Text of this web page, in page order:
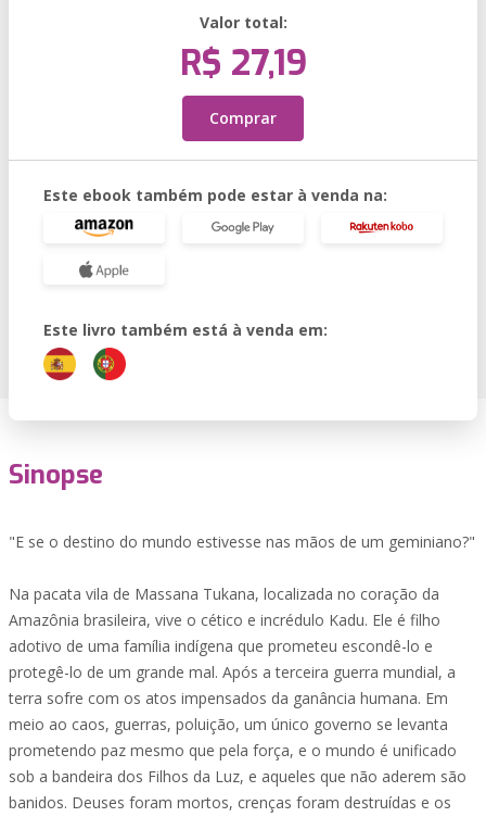
Valor total:
R$ 27,19
Comprar
Este ebook também pode estar à venda na:
Este livro também está à venda em:
Sinopse
"E se o destino do mundo estivesse nas mãos de um geminiano?"
Na pacata vila de Massana Tukana, localizada no coração da
Amazônia brasileira, vive o cético e incrédulo Kadu. Ele é filho
adotivo de uma família indígena que prometeu escondê-lo e
protegê-lo de um grande mal. Após a terceira guerra mundial, a
terra sofre com os atos impensados da ganância humana. Em
meio ao caos, guerras, poluição, um único governo se levanta
prometendo paz mesmo que pela força, e o mundo é unificado
sob a bandeira dos Filhos da Luz, e aqueles que não aderem são
banidos. Deuses foram mortos, crenças foram destruídas e os